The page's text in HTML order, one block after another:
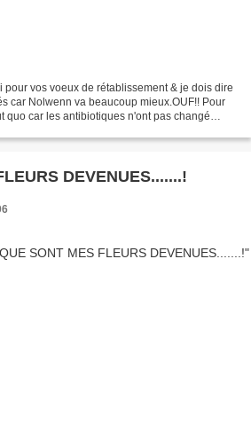
pour vos voeux de rétablissement & je dois dire
car Nolwenn va beaucoup mieux.OUF!! Pour
quo car les antibiotiques n'ont pas changé
DEVENUES.......!